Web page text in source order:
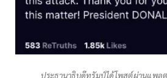
ประธานาธิบดีทรัมป์ได้โพสต์ผ่านแพล